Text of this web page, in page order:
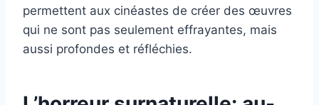
permettent aux cinéastes de créer des œuvres
qui ne sont pas seulement effrayantes, mais
aussi profondes et réfléchies.